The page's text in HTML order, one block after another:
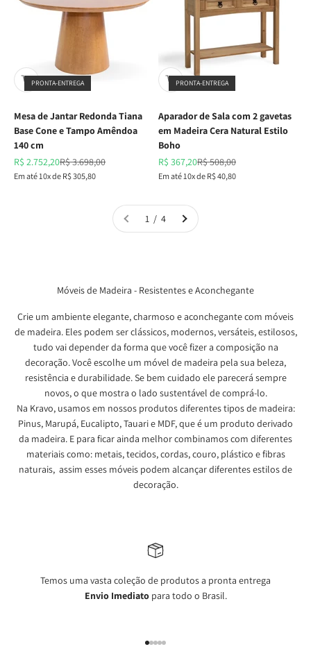
PRONTA-ENTREGA
Mesa de Jantar Redonda Tiana
Base Cone e Tampo Amêndoa
140 cm
Preço promocional
R$ 2.752,20Preço normal
R$ 3.698,00
Em até 10x de R$ 305,80
PRONTA-ENTREGA
Aparador de Sala com 2 gavetas
em Madeira Cera Natural Estilo
Boho
Preço promocional
R$ 367,20Preço normal
R$ 508,00
Em até 10x de R$ 40,80
1 / 4
Móveis de Madeira - Resistentes e Aconchegante
Crie um ambiente elegante, charmoso e aconchegante com móveis
de madeira. Eles podem ser clássicos, modernos, versáteis, estilosos,
tudo vai depender da forma que você fizer a composição na
decoração. Você escolhe um móvel de madeira pela sua beleza,
resistência e durabilidade. Se bem cuidado ele parecerá sempre
novos, o que mostra o lado sustentável de comprá-lo.
Na Kravo, usamos em nossos produtos diferentes tipos de madeira:
Pinus, Marupá, Eucalipto, Tauari e MDF, que é um produto derivado
da madeira. E para ficar ainda melhor combinamos com diferentes
materiais como: metais, tecidos, cordas, couro, plástico e fibras
naturais, assim esses móveis podem alcançar diferentes estilos de
decoração.
Temos uma vasta coleção de produtos a pronta entrega
Envio Imediatopara todo o Brasil.